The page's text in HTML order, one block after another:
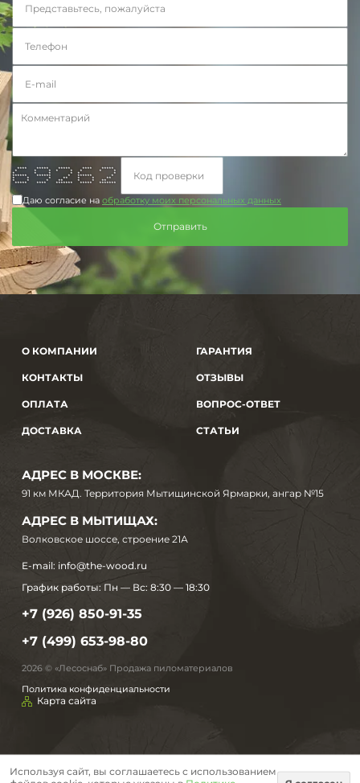
**** ***** ***** **** *****
* * * * * * * *
* * * * * *
****** ****** * ****** *
* * * ** * * **
* * * ** * * **
***** **** ******* ***** *******
Даю согласие на обработку моих персональных данных
О КОМПАНИИ
КОНТАКТЫ
ОПЛАТА
ДОСТАВКА
ГАРАНТИЯ
ОТЗЫВЫ
ВОПРОС-ОТВЕТ
СТАТЬИ
АДРЕС В МОСКВЕ:
91 км МКАД. Территория Мытищинской Ярмарки, ангар №15
АДРЕС В МЫТИЩАХ:
Волковское шоссе, строение 21А
E-mail: info@the-wood.ru
График работы: Пн — Вс: 8:30 — 18:30
+7 (926) 850-91-35
+7 (499) 653-98-80
2026 © «Лесоснаб» Продажа пиломатериалов
Политика конфиденциальности
Карта сайта
Используя сайт, вы соглашаетесь с использованием